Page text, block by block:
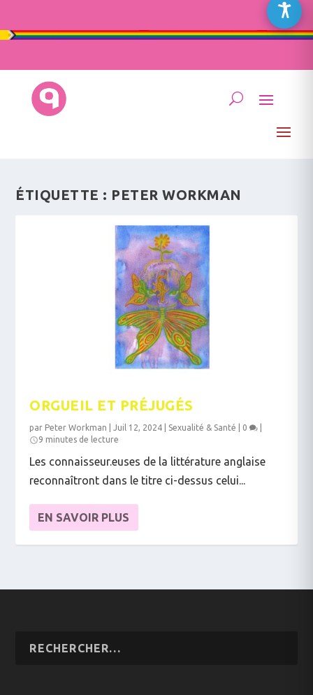
ÉTIQUETTE : PETER WORKMAN
ORGUEIL ET PRÉJUGÉS
par Peter Workman |Juil 12, 2024 Sexualité & Santé 0
9 minutes de lecture
Les connaisseur.euses de la littérature anglaise
reconnaîtront dans le titre ci-dessus celui...
EN SAVOIR PLUS